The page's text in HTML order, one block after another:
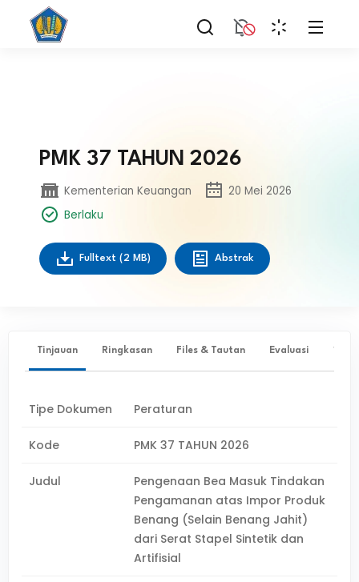
PMK 37 TAHUN 2026
Kementerian Keuangan
20 Mei 2026
Berlaku
Fulltext (2 MB) Abstrak
Tinjauan Ringkasan Files & Tautan Evaluasi ✨
Tipe Dokumen Peraturan
Kode PMK 37 TAHUN 2026
Judul
Pengenaan Bea Masuk Tindakan
Pengamanan atas Impor Produk
Benang (Selain Benang Jahit)
dari Serat Stapel Sintetik dan
Artifisial